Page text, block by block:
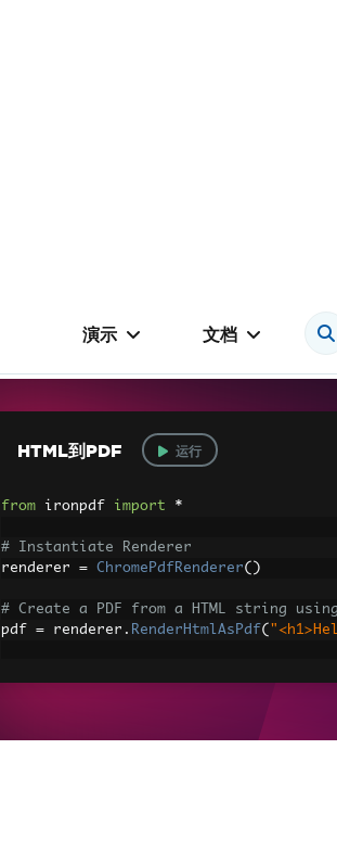
演示 文档
HTML到PDF 运行
from ironpdf import *
# Instantiate Renderer
renderer = ChromePdfRenderer()
# Create a PDF from a HTML string
pdf = renderer . RenderHtmlAsPdf(
# Advanced Example with HTML Assets